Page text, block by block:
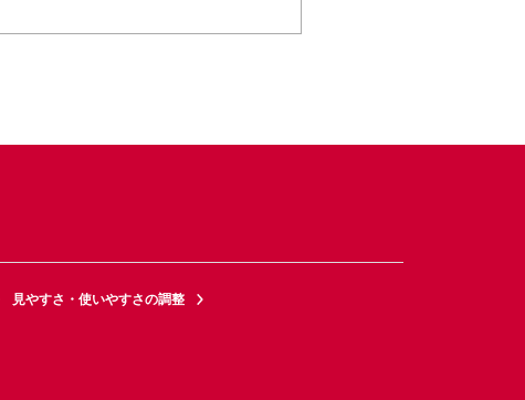
見やすさ・使いやすさの調整